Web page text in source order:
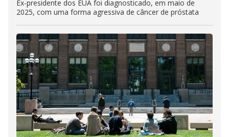
Ex-presidente dos EUA foi diagnosticado, em maio de
2025, com uma forma agressiva de câncer de próstata